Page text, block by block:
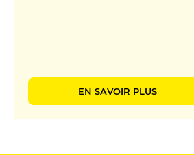
EN SAVOIR PLUS